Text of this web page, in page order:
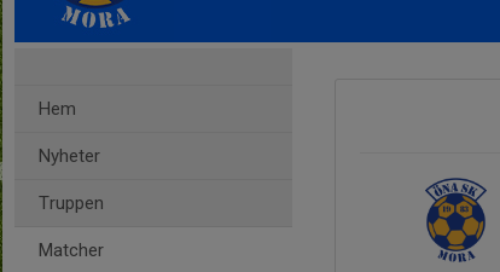
Hem
Nyheter
Truppen
Matcher